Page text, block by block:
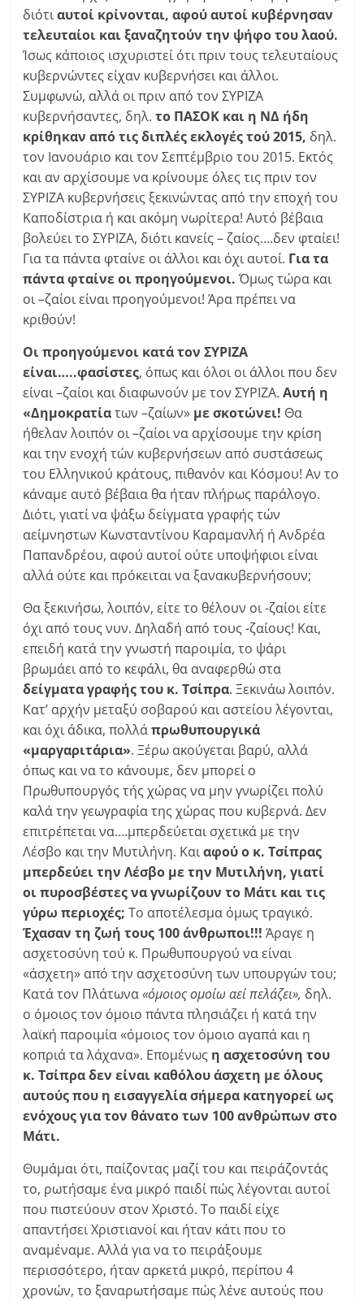
διότιαυτοί κρίνονται, αφού αυτοί κυβέρνησαν
τελευταίοι και ξαναζητούν την ψήφο του λαού.
Ίσως κάποιος ισχυριστεί ότι πριν τους τελευταίους
κυβερνώντες είχαν κυβερνήσει και άλλοι.
Συμφωνώ, αλλά οι πριν από τον ΣΥΡΙΖΑ
κυβερνήσαντες, δηλ.το ΠΑΣΟΚ και η ΝΔ ήδη
κρίθηκαν από τις διπλές εκλογές τού 2015, δηλ.
τον Ιανουάριο και τον Σεπτέμβριο του 2015. Εκτός
και αν αρχίσουμε να κρίνουμε όλες τις πριν τον
ΣΥΡΙΖΑ κυβερνήσεις ξεκινώντας από την εποχή του
Καποδίστρια ή και ακόμη νωρίτερα! Αυτό βέβαια
βολεύει το ΣΥΡΙΖΑ, διότι κανείς – ζαίος….δεν φταίει!
Για τα πάντα φταίνε οι άλλοι και όχι αυτοί. Για τα
πάντα φταίνε οι προηγούμενοι. Όμως τώρα και
οι –ζαίοι είναι προηγούμενοι! Άρα πρέπει να
κριθούν!
Οι προηγούμενοι κατά τον ΣΥΡΙΖΑ
είναι…..φασίστες, όπως και όλοι οι άλλοι που δεν
είναι –ζαίοι και διαφωνούν με τον ΣΥΡΙΖΑ.Αυτή η
«Δημοκρατίατων –ζαίων» με σκοτώνει! Θα
ήθελαν λοιπόν οι –ζαίοι να αρχίσουμε την κρίση
και την ενοχή τών κυβερνήσεων από συστάσεως
του Ελληνικού κράτους, πιθανόν και Κόσμου! Αν το
κάναμε αυτό βέβαια θα ήταν πλήρως παράλογο.
Διότι, γιατί να ψάξω δείγματα γραφής τών
αείμνηστων Κωνσταντίνου Καραμανλή ή Ανδρέα
Παπανδρέου, αφού αυτοί ούτε υποψήφιοι είναι
αλλά ούτε και πρόκειται να ξανακυβερνήσουν;
Θα ξεκινήσω, λοιπόν, είτε το θέλουν οι -ζαίοι είτε
όχι από τους νυν. Δηλαδή από τους -ζαίους! Και,
επειδή κατά την γνωστή παροιμία, το ψάρι
βρωμάει από το κεφάλι, θα αναφερθώ στα
δείγματα γραφής του κ. Τσίπρα. Ξεκινάω λοιπόν.
Κατ’ αρχήν μεταξύ σοβαρού και αστείου λέγονται,
και όχι άδικα, πολλάπρωθυπουργικά
«μαργαριτάρια». Ξέρω ακούγεται βαρύ, αλλά
όπως και να το κάνουμε, δεν μπορεί ο
Πρωθυπουργός τής χώρας να μην γνωρίζει πολύ
καλά την γεωγραφία της χώρας που κυβερνά. Δεν
επιτρέπεται να….μπερδεύεται σχετικά με την
Λέσβο και την Μυτιλήνη. Καιαφού ο κ. Τσίπρας
μπερδεύει την Λέσβο με την Μυτιλήνη, γιατί
οι πυροσβέστες να γνωρίζουν το Μάτι και τις
γύρω περιοχές; Το αποτέλεσμα όμως τραγικό.
Έχασαν τη ζωή τους 100 άνθρωποι!!! Άραγε η
ασχετοσύνη τού κ. Πρωθυπουργού να είναι
«άσχετη» από την ασχετοσύνη των υπουργών του;
Κατά τον Πλάτωνα«όμοιος ομοίω αεί πελάζει», δηλ.
ο όμοιος τον όμοιο πάντα πλησιάζει ή κατά την
λαϊκή παροιμία «όμοιος τον όμοιο αγαπά και η
κοπριά τα λάχανα». Επομένως η ασχετοσύνη του
κ. Τσίπρα δεν είναι καθόλου άσχετη με όλους
αυτούς που η εισαγγελία σήμερα κατηγορεί ως
ενόχους για τον θάνατο των 100 ανθρώπων στο
Μάτι.
Θυμάμαι ότι, παίζοντας μαζί του και πειράζοντάς
το, ρωτήσαμε ένα μικρό παιδί πώς λέγονται αυτοί
που πιστεύουν στον Χριστό. Το παιδί είχε
απαντήσει Χριστιανοί και ήταν κάτι που το
αναμέναμε. Αλλά για να το πειράξουμε
περισσότερο, ήταν αρκετά μικρό, περίπου 4
χρονών, το ξαναρωτήσαμε πώς λένε αυτούς που